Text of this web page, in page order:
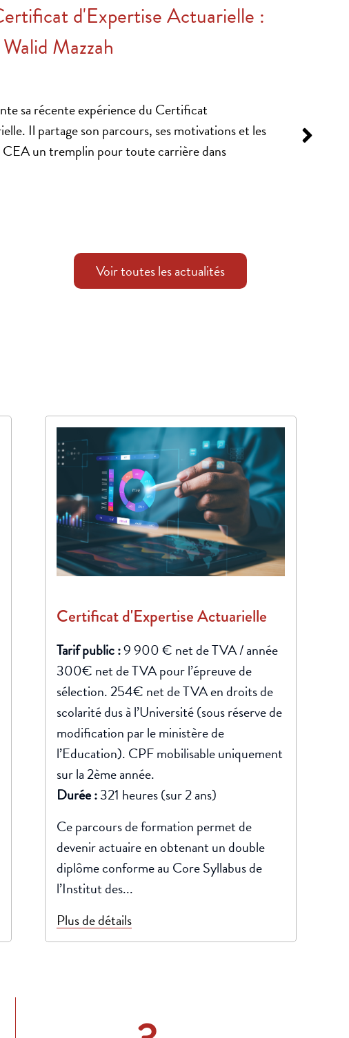
d'Expertise Actuarielle :
Mazzah
sa récente expérience du Certificat
Il partage son parcours, ses motivations et les
un tremplin pour toute carrière dans
Voir toutes les actualités
Certificat d'Expertise Actuarielle
Tarif public :9 900 € net de TVA / année
300€ net de TVA pour l’épreuve de
sélection. 254€ net de TVA en droits de
scolarité dus à l’Université (sous réserve de
modification par le ministère de
l’Education). CPF mobilisable uniquement
sur la 2ème année.
Durée :321 heures (sur 2 ans)
Ce parcours de formation permet de
devenir actuaire en obtenant un double
diplôme conforme au Core Syllabus de
l’Institut des...
Plus de détails